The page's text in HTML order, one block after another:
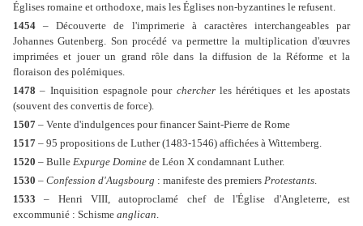
Églises romaine et orthodoxe, mais les Églises non-byzantines le refusent.
1454 – Découverte de l'imprimerie à caractères interchangeables par
Johannes Gutenberg. Son procédé va permettre la multiplication d'œuvres
imprimées et jouer un grand rôle dans la diffusion de la Réforme et la
floraison des polémiques.
1478 – Inquisition espagnole pour chercherles hérétiques et les apostats
(souvent des convertis de force).
1507 – Vente d'indulgences pour financer Saint-Pierre de Rome
1517 – 95 propositions de Luther (1483-1546) affichées à Wittemberg.
1520 – Bulle Expurge Domine de Léon X condamnant Luther.
1530 – Confession d'Augsbourg : manifeste des premiers Protestants.
1533 – Henri VIII, autoproclamé chef de l'Église d'Angleterre, est
excommunié : Schisme anglican.